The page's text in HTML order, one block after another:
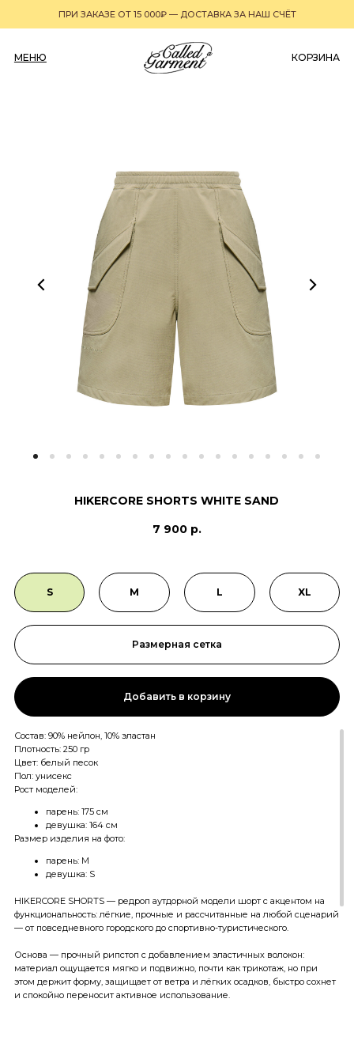
КОРЗИНА
МЕНЮ
ПРИ ЗАКАЗЕ ОТ 15 000₽ — ДОСТАВКА ЗА НАШ СЧЁТ
Размерная сетка
XL
L
M
S
HIKERCORE SHORTS WHITE SAND
7 900 р.
Состав: 90% нейлон, 10% эластан
Плотность: 250 гр
Цвет: белый песок
Пол: унисекс
Рост моделей:
парень: 175 см
девушка: 164 см
Размер изделия на фото:
парень: M
девушка: S
HIKERCORE SHORTS — редроп аутдорной модели шорт с акцентом на
функциональность: лёгкие, прочные и рассчитанные на любой сценарий
— от повседневного городского до спортивно-туристического.
Основа — прочный рипстоп с добавлением эластичных волокон:
материал ощущается мягко и подвижно, почти как трикотаж, но при
этом держит форму, защищает от ветра и лёгких осадков, быстро сохнет
и спокойно переносит активное использование.
Добавить в корзину